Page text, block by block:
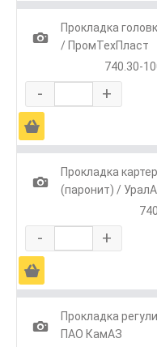
1
Прокладка
/ ПромТехПласт
740.30-
- +
Ä
1
Прокладка
(паронит) /
- +
Ä
1
Прокладка
ПАО КамАЗ